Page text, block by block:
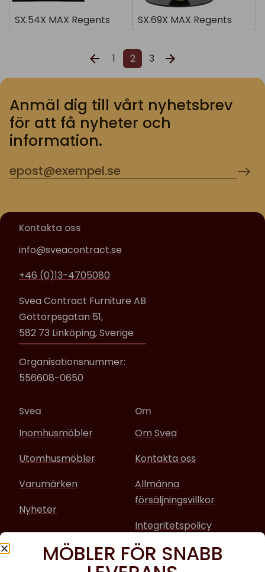
SX.54X MAX Regents SX.69X MAX Regents
1 2 3
Anmäl dig till vårt nyhetsbrev
för att få nyheter och
information.
Kontakta oss
info@sveacontract.se
+46 (0)13-4705080
Svea Contract Furniture AB
Gottorpsgatan 51,
582 73 Linköping, Sverige
Organisationsnummer:
556608-0650
Svea
Inomhusmöbler
Utomhusmöbler
Varumärken
Nyheter
Om
Om Svea
Kontakta oss
Allmänna
försäljningsvillkor
Integritetspolicy
Sociala media
MÖBLER FÖR SNABB